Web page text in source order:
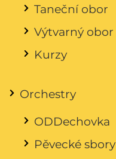
Taneční obor
Výtvarný obor
Kurzy
Orchestry
ODDechovka
Pěvecké sbory